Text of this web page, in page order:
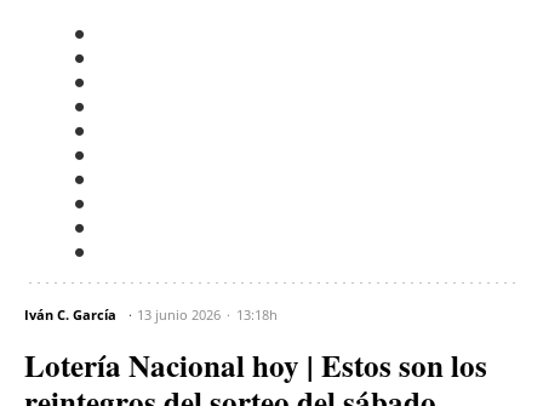
Iván C. García 13 junio 2026 13:18h
Lotería Nacional hoy | Estos son los